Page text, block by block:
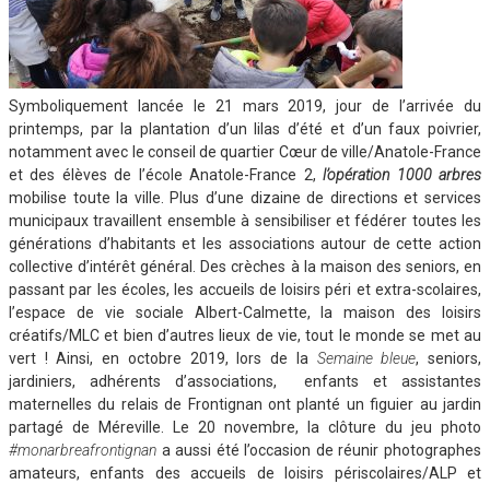
Symboliquement lancée le 21 mars 2019, jour de l’arrivée du
printemps, par la plantation d’un lilas d’été et d’un faux poivrier,
notamment avec le conseil de quartier Cœur de ville/Anatole-France
et des élèves de l’école Anatole-France 2,l’opération 1000 arbres
mobilise toute la ville. Plus d’une dizaine de directions et services
municipaux travaillent ensemble à sensibiliser et fédérer toutes les
générations d’habitants et les associations autour de cette action
collective d’intérêt général. Des crèches à la maison des seniors, en
passant par les écoles, les accueils de loisirs péri et extra-scolaires,
l’espace de vie sociale Albert-Calmette, la maison des loisirs
créatifs/MLC et bien d’autres lieux de vie, tout le monde se met au
vert ! Ainsi, en octobre 2019, lors de la Semaine bleue, seniors,
jardiniers, adhérents d’associations, enfants et assistantes
maternelles du relais de Frontignan ont planté un figuier au jardin
partagé de Méreville. Le 20 novembre, la clôture du jeu photo
#monarbreafrontignan a aussi été l’occasion de réunir photographes
amateurs, enfants des accueils de loisirs périscolaires/ALP et